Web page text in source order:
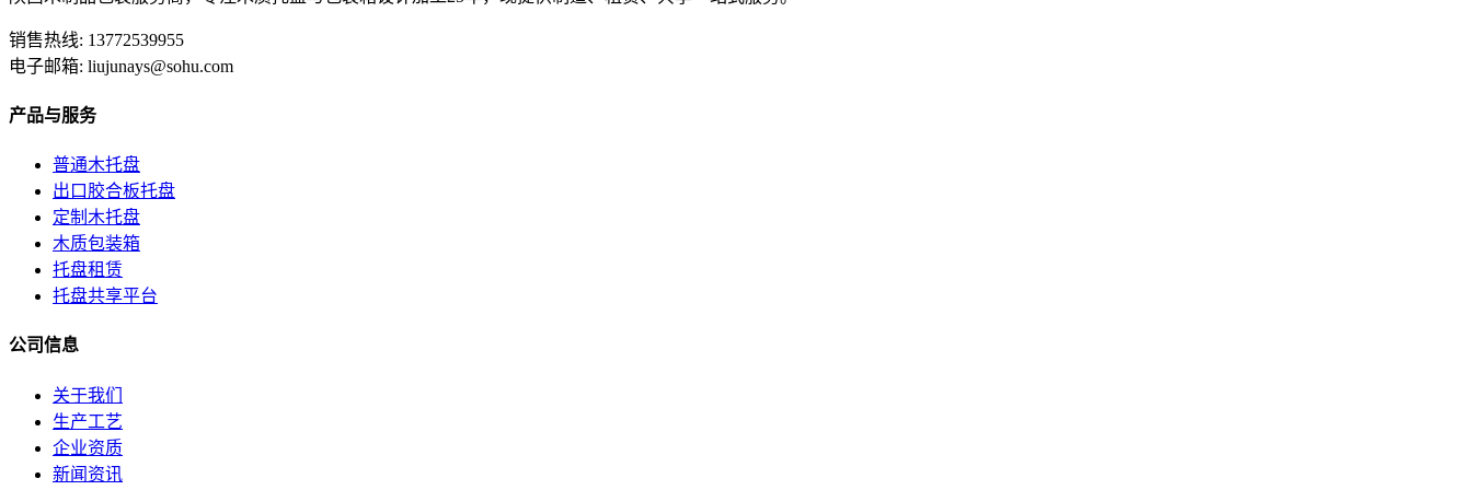
销售热线: 13772539955
电子邮箱: liujunays@sohu.com
产品与服务
普通木托盘
出口胶合板托盘
定制木托盘
木质包装箱
托盘租赁
托盘共享平台
公司信息
关于我们
生产工艺
企业资质
新闻资讯